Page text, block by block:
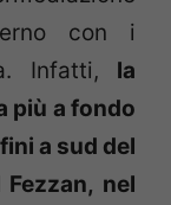
con i
Infatti, la
più a fondo
a sud del
nel